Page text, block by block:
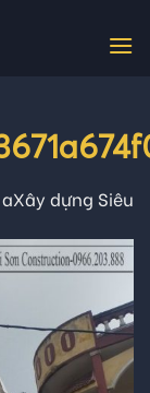
aXây dựng Siêu